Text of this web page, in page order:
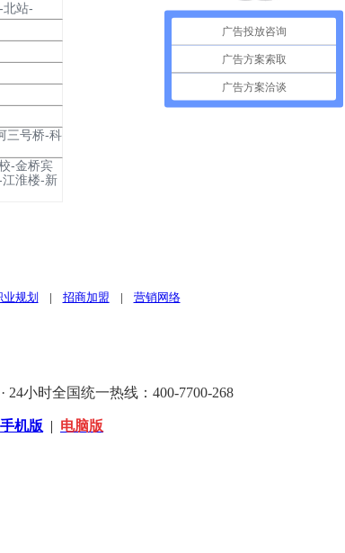
北站-
三号桥-科
-金桥宾
淮楼-新
业规划 | 招商加盟 | 营销网络
24小时全国统一热线：400-7700-268
手机版 | 电脑版
广告投放咨询
广告方案索取
广告方案洽谈